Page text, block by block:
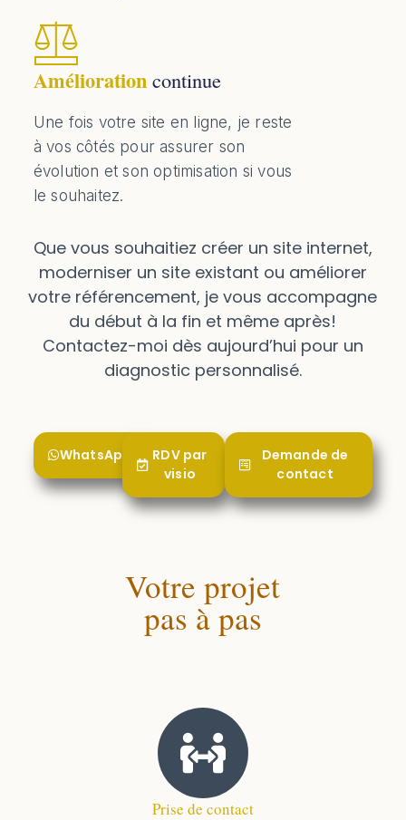
Amélioration continue
Une fois votre site en ligne, je reste
à vos côtés pour assurer son
évolution et son optimisation si vous
le souhaitez.
Que vous souhaitiez créer un site internet,
moderniser un site existant ou améliorer
votre référencement, je vous accompagne
du début à la fin et même après!
Contactez-moi dès aujourd’hui pour un
diagnostic personnalisé.
WhatsApp
RDV par
visio
Demande de
contact
Votre projet
pas à pas
Prise de contact